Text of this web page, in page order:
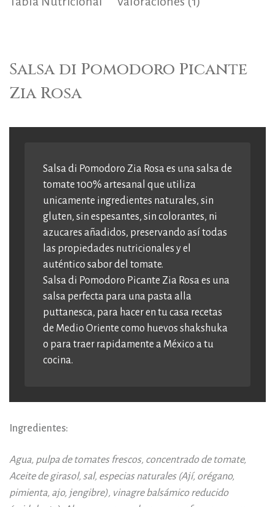
Salsa di Pomodoro Picante
Zia Rosa
Salsa di Pomodoro Zia Rosa es una salsa de
tomate 100% artesanal que utiliza
unicamente ingredientes naturales, sin
gluten, sin espesantes, sin colorantes, ni
azucares añadidos, preservando así todas
las propiedades nutricionales y el
auténtico sabor del tomate.
Salsa di Pomodoro Picante Zia Rosa es una
salsa perfecta para una pasta alla
puttanesca, para hacer en tu casa recetas
de Medio Oriente como huevos shakshuka
o para traer rapidamente a México a tu
cocina.
Ingredientes:
Agua, pulpa de tomates frescos, concentrado de tomate,
Aceite de girasol, sal, especias naturales (Ají, orégano,
pimienta, ajo, jengibre), vinagre balsámico reducido